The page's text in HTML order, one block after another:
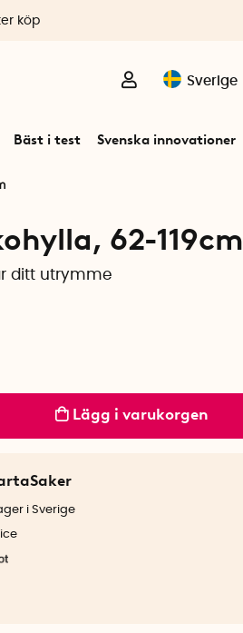
Sverige
Bäst i test Svenska innovationer
köp
62-119cm
ditt utrymme
Lägg i varukorgen
i Sverige